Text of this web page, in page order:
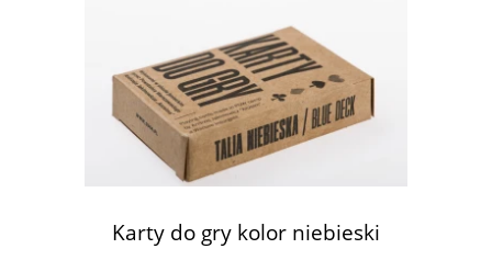
Karty do gry kolor niebieski